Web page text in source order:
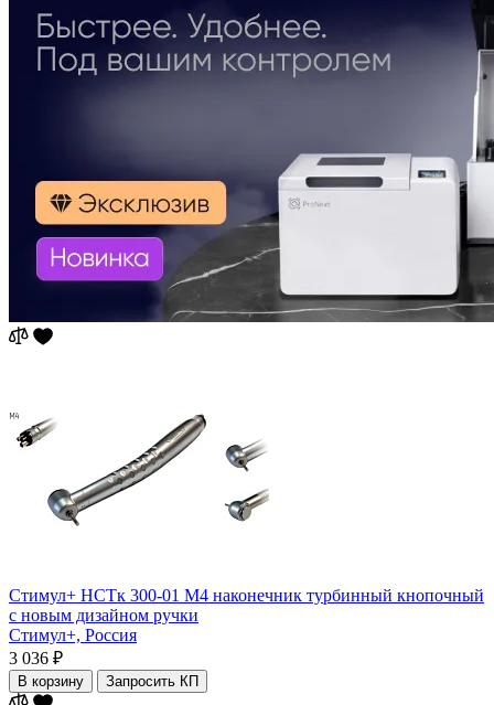
Стимул+ НСТк 300-01 М4 наконечник турбинный кнопочный
с новым дизайном ручки
Стимул+, Россия
3 036 ₽
В корзину Запросить КП